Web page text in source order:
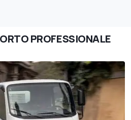
PROFESSIONALE